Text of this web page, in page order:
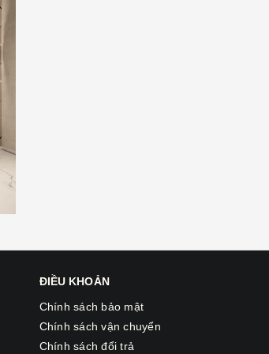
ĐIỀU KHOẢN
Chính sách bảo mật
Chính sách vận chuyển
Chính sách đổi trả